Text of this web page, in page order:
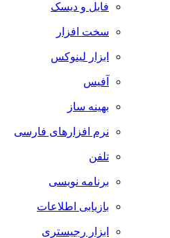
فایل و دیسک
سخت افزار
ابزار لینوکس
آفیس
بهینه ساز
نرم افزارهای فارسی
تلفن
برنامه نویسی
بازیابی اطلاعات
ابزار رجیستری